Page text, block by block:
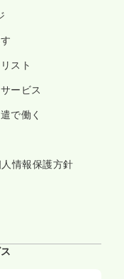
スト
ービス
で働く
情報保護方針